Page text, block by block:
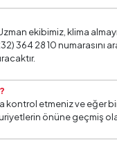
ekibimiz, klima
28 10 numarasını
kontrol etmeniz ve
önüne geçmiş